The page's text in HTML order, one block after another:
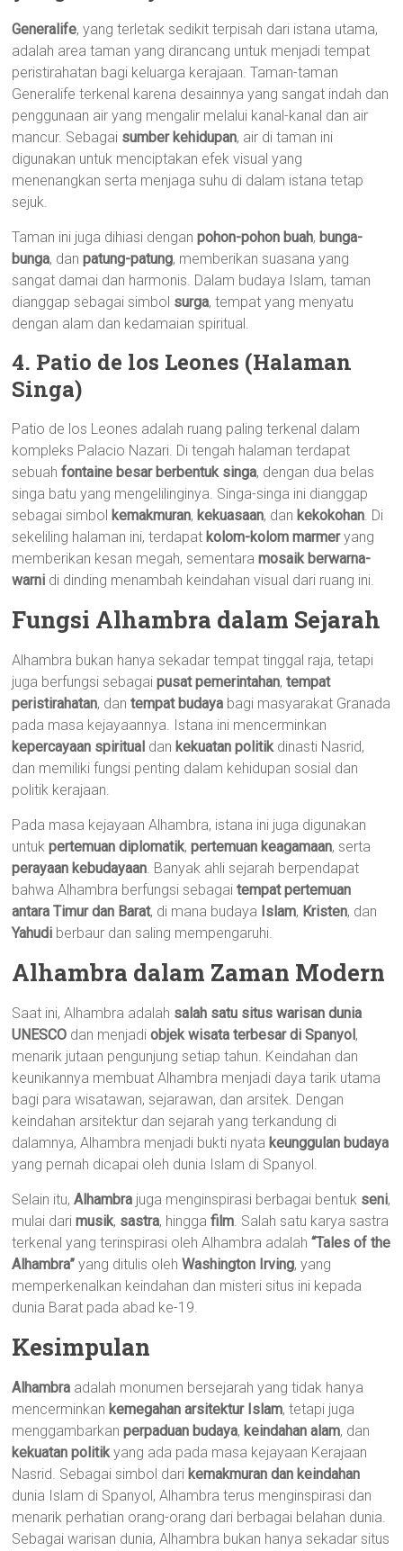
Generalife, yang terletak sedikit terpisah dari istana utama,
adalah area taman yang dirancang untuk menjadi tempat
peristirahatan bagi keluarga kerajaan. Taman-taman
Generalife terkenal karena desainnya yang sangat indah dan
penggunaan air yang mengalir melalui kanal-kanal dan air
mancur. Sebagai sumber kehidupan, air di taman ini
digunakan untuk menciptakan efek visual yang
menenangkan serta menjaga suhu di dalam istana tetap
sejuk.
Taman ini juga dihiasi denganpohon-pohon buah, bunga-
bunga, danpatung-patung, memberikan suasana yang
sangat damai dan harmonis. Dalam budaya Islam, taman
dianggap sebagai simbol surga, tempat yang menyatu
dengan alam dan kedamaian spiritual.
4. Patio de los Leones (Halaman
Singa)
Patio de los Leones adalah ruang paling terkenal dalam
kompleks Palacio Nazari. Di tengah halaman terdapat
sebuahfontaine besar berbentuk singa, dengan dua belas
singa batu yang mengelilinginya. Singa-singa ini dianggap
sebagai simbol kemakmuran, kekuasaan, dan kekokohan. Di
sekeliling halaman ini, terdapat kolom-kolom marmeryang
memberikan kesan megah, sementaramosaik berwarna-
warni di dinding menambah keindahan visual dari ruang ini.
Fungsi Alhambra dalam Sejarah
Alhambra bukan hanya sekadar tempat tinggal raja, tetapi
juga berfungsi sebagaipusat pemerintahan,tempat
peristirahatan, dantempat budaya bagi masyarakat Granada
pada masa kejayaannya. Istana ini mencerminkan
kepercayaan spiritual dan kekuatan politikdinasti Nasrid,
dan memiliki fungsi penting dalam kehidupan sosial dan
politik kerajaan.
Pada masa kejayaan Alhambra, istana ini juga digunakan
untukpertemuan diplomatik,pertemuan keagamaan, serta
perayaan kebudayaan. Banyak ahli sejarah berpendapat
bahwa Alhambra berfungsi sebagaitempat pertemuan
antara Timur dan Barat, di mana budaya Islam, Kristen, dan
Yahudi berbaur dan saling mempengaruhi.
Alhambra dalam Zaman Modern
Saat ini, Alhambra adalah salah satu situs warisan dunia
UNESCO dan menjadiobjek wisata terbesar di Spanyol ,
menarik jutaan pengunjung setiap tahun. Keindahan dan
keunikannya membuat Alhambra menjadi daya tarik utama
bagi para wisatawan, sejarawan, dan arsitek. Dengan
keindahan arsitektur dan sejarah yang terkandung di
dalamnya, Alhambra menjadi bukti nyata keunggulan budaya
yang pernah dicapai oleh dunia Islam di Spanyol.
Selain itu,Alhambra juga menginspirasi berbagai bentuk seni,
mulai darimusik, sastra, hinggafilm. Salah satu karya sastra
terkenal yang terinspirasi oleh Alhambra adalah“Tales of the
Alhambra” yang ditulis olehWashington Irving, yang
memperkenalkan keindahan dan misteri situs ini kepada
dunia Barat pada abad ke-19.
Kesimpulan
Alhambra adalah monumen bersejarah yang tidak hanya
mencerminkan kemegahan arsitektur Islam, tetapi juga
menggambarkanperpaduan budaya, keindahan alam, dan
kekuatan politikyang ada pada masa kejayaan Kerajaan
Nasrid. Sebagai simbol dari kemakmuran dan keindahan
dunia Islam di Spanyol, Alhambra terus menginspirasi dan
menarik perhatian orang-orang dari berbagai belahan dunia.
Sebagai warisan dunia, Alhambra bukan hanya sekadar situs